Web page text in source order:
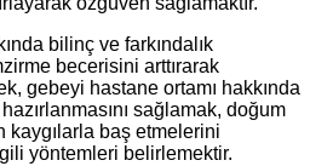
bilinç ve farkındalık
becerisini arttırarak
gebeyi hastane ortamı hakkında
sağlamak, doğum
kaygılarla baş etmelerini
yöntemleri belirlemektir.